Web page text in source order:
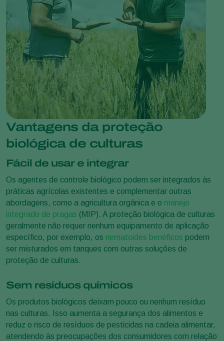
Vantagens da proteção
biológica de culturas
Fácil de usar e integrar
Os agentes de controle biológico podem ser integrados às
práticas agrícolas existentes e complementar outras
abordagens, como a agricultura orgânica e o manejo
integrado de pragas (MIP). A proteção biológica de culturas
geralmente não requer nenhum equipamento de aplicação
específico, por exemplo, os nematoides benéficos podem
ser misturados em tanques com outras soluções de
proteção de culturas.
Sem resíduos químicos
Os produtos biológicos deixam pouco ou nenhum resíduo
nas culturas. Isso aumenta a segurança dos alimentos e
reduz o risco de resíduos de pesticidas na cadeia alimentar,
atendendo às preocupações dos consumidores com relação